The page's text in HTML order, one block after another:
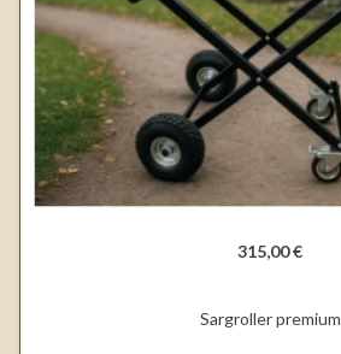
315,00 €
Sargroller premium